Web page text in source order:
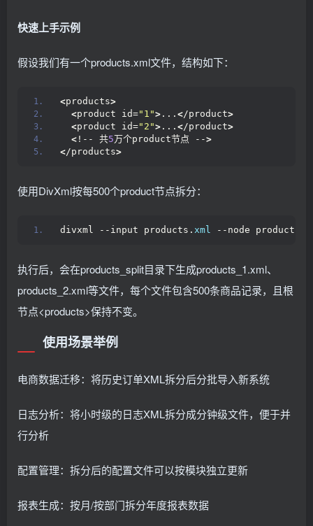
快速上手示例
假设我们有一个products.xml文件，结构如下：
<products>
<product id="1"> ... </product>
<product id="2"> ... </product>
< !-- 共5万个product节点 -->
</products>
使用DivXml按每500个product节点拆分：
divxml --input products. xml --node product
执行后，会在products_split目录下生成products_1.xml、
products_2.xml等文件，每个文件包含500条商品记录，且根
节点<products>保持不变。
使用场景举例
电商数据迁移：将历史订单XML拆分后分批导入新系统
日志分析：将小时级的日志XML拆分成分钟级文件，便于并
行分析
配置管理：拆分后的配置文件可以按模块独立更新
报表生成：按月/按部门拆分年度报表数据